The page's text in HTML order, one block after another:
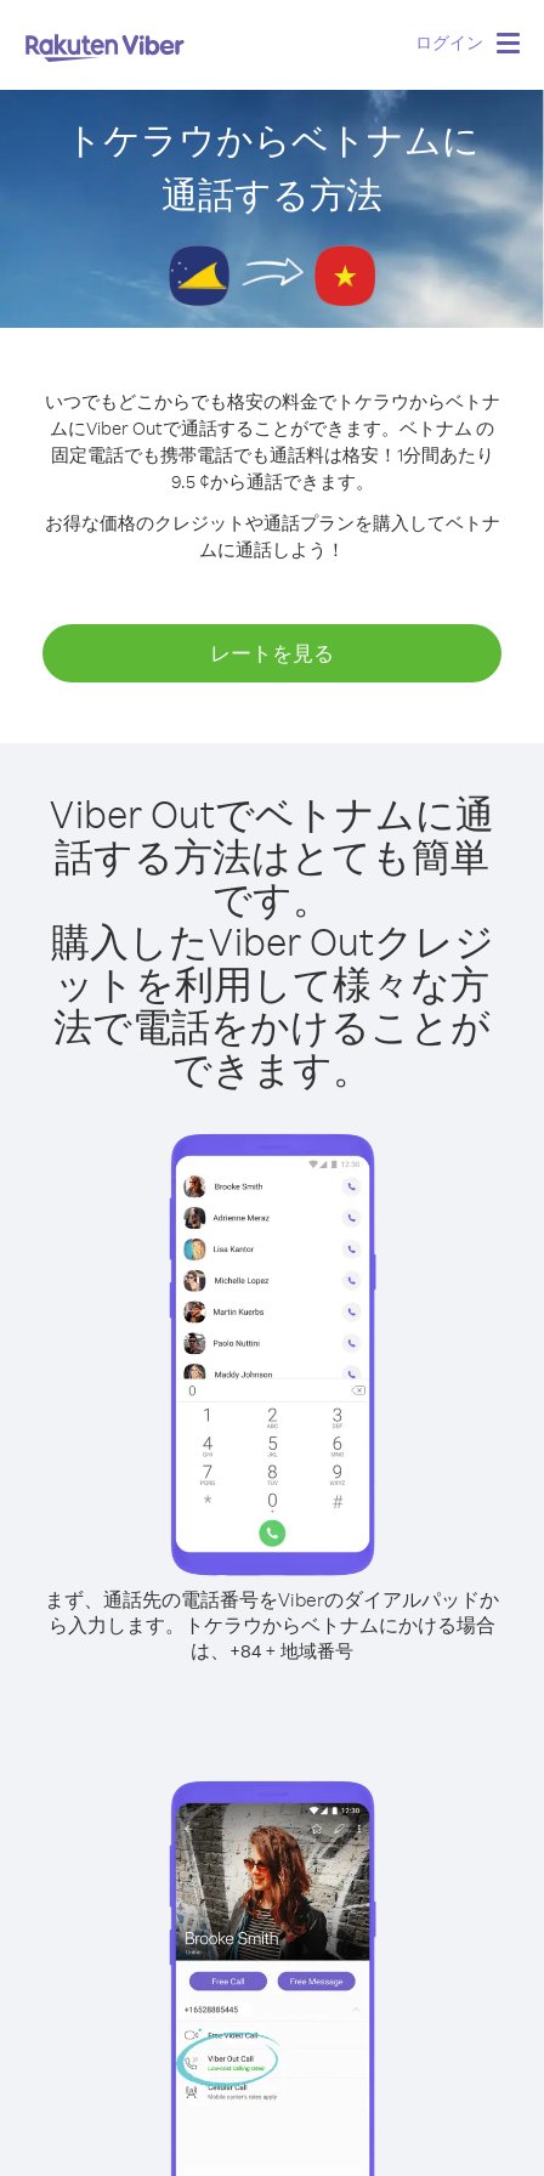
ログイン
トケラウからベトナムに
通話する方法
いつでもどこからでも格安の料金でトケラウからベトナ
ムにViber Outで通話することができます。 ベトナム の
固定電話でも携帯電話でも通話料は格安！1分間あたり
9.5 ¢から通話できます。
お得な価格のクレジットや通話プランを購入してベトナ
ムに通話しよう！
レートを見る
Viber Outでベトナムに通
話する方法はとても簡単
です。
購入したViber Outクレジ
ットを利用して様々な方
法で電話をかけることが
できます。
まず、通話先の電話番号をViberのダイアルパッドか
ら入力します。
トケラウからベトナムにかける場合
は、 +84 + 地域番号